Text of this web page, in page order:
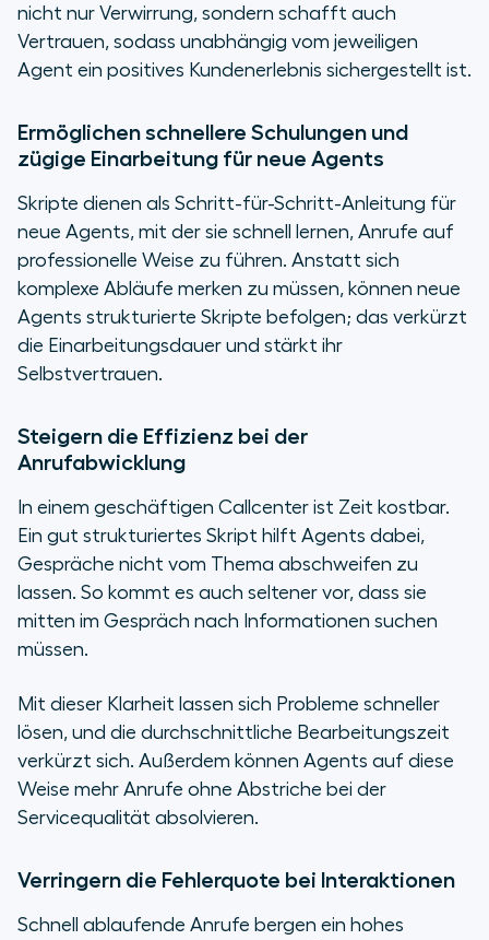
nicht nur Verwirrung, sondern schafft auch
Vertrauen, sodass unabhängig vom jeweiligen
Agent ein positives Kundenerlebnis sichergestellt ist.
Ermöglichen schnellere Schulungen und
zügige Einarbeitung für neue Agents
Skripte dienen als Schritt-für-Schritt-Anleitung für
neue Agents, mit der sie schnell lernen, Anrufe auf
professionelle Weise zu führen. Anstatt sich
komplexe Abläufe merken zu müssen, können neue
Agents strukturierte Skripte befolgen; das verkürzt
die Einarbeitungsdauer und stärkt ihr
Selbstvertrauen.
Steigern die Effizienz bei der
Anrufabwicklung
In einem geschäftigen Callcenter ist Zeit kostbar.
Ein gut strukturiertes Skript hilft Agents dabei,
Gespräche nicht vom Thema abschweifen zu
lassen. So kommt es auch seltener vor, dass sie
mitten im Gespräch nach Informationen suchen
müssen.
Mit dieser Klarheit lassen sich Probleme schneller
lösen, und die durchschnittliche Bearbeitungszeit
verkürzt sich. Außerdem können Agents auf diese
Weise mehr Anrufe ohne Abstriche bei der
Servicequalität absolvieren.
Verringern die Fehlerquote bei Interaktionen
Schnell ablaufende Anrufe bergen ein hohes